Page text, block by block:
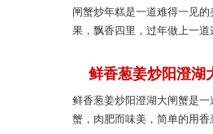
闸蟹炒年糕是一道难得一见
果，飘香四里，过年做上一
鲜香葱姜炒阳澄湖
鲜香葱姜炒阳澄湖大闸蟹是
蟹，肉肥而味美，简单的用